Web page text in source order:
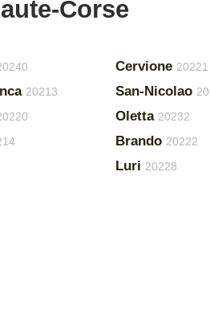
Corse
20213
Cervione 20221
San-Nicolao
Oletta 20232
Brando 20222
Luri 20228